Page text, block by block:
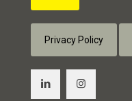
Privacy Policy